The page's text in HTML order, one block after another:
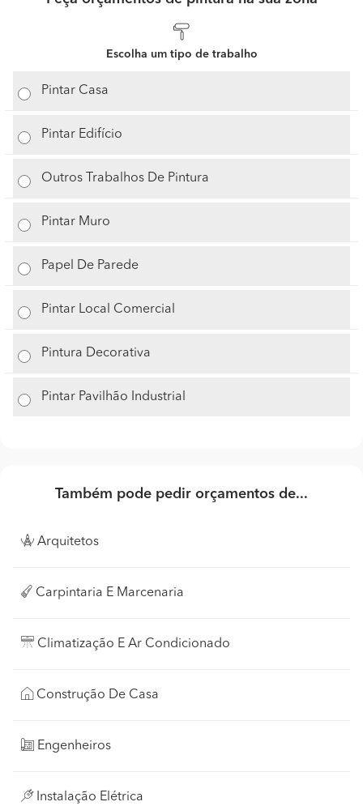
Escolha um tipo de trabalho
Pintar Casa
Pintar Edifício
Outros Trabalhos De Pintura
Pintar Muro
Papel De Parede
Pintar Local Comercial
Pintura Decorativa
Pintar Pavilhão Industrial
Também pode pedir orçamentos de...
Arquitetos
Carpintaria E Marcenaria
Climatização E Ar Condicionado
Construção De Casa
Engenheiros
Instalação Elétrica